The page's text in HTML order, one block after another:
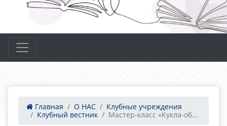
Главная О НАС
Клубные учреждения
Клубный вестник
Мастер‑класс «Кукла‑об...